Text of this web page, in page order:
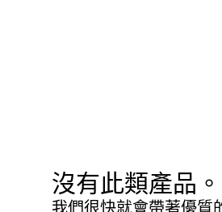
沒有此類產品。
我們很快就會帶著優質